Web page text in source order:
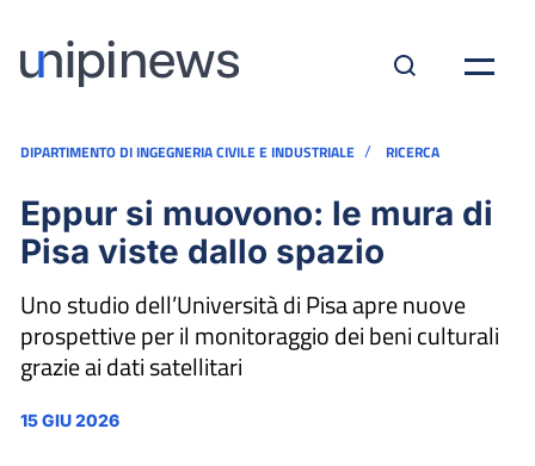
DIPARTIMENTO DI INGEGNERIA CIVILE E INDUSTRIALE / RICERCA
Eppur si muovono: le mura di
Pisa viste dallo spazio
Uno studio dell’Università di Pisa apre nuove
prospettive per il monitoraggio dei beni culturali
grazie ai dati satellitari
15 GIU 2026